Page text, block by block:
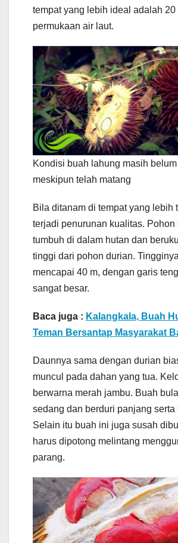
tempat yang lebih ideal adalah 20
permukaan air laut.
Kondisi buah lahung masih
meskipun telah matang
Bila ditanam di tempat yang lebih
terjadi penurunan kualitas. Pohon
tumbuh di dalam hutan dan
tinggi dari pohon durian.
mencapai 40 m, dengan garis
sangat besar.
Baca juga : Kalangkala, Buah
Teman Bersantap Masyarakat
Daunnya sama dengan durian
muncul pada dahan yang tua.
berwarna merah jambu. Buah
sedang dan berduri panjang serta
Selain itu buah ini juga susah
harus dipotong melintang
parang.